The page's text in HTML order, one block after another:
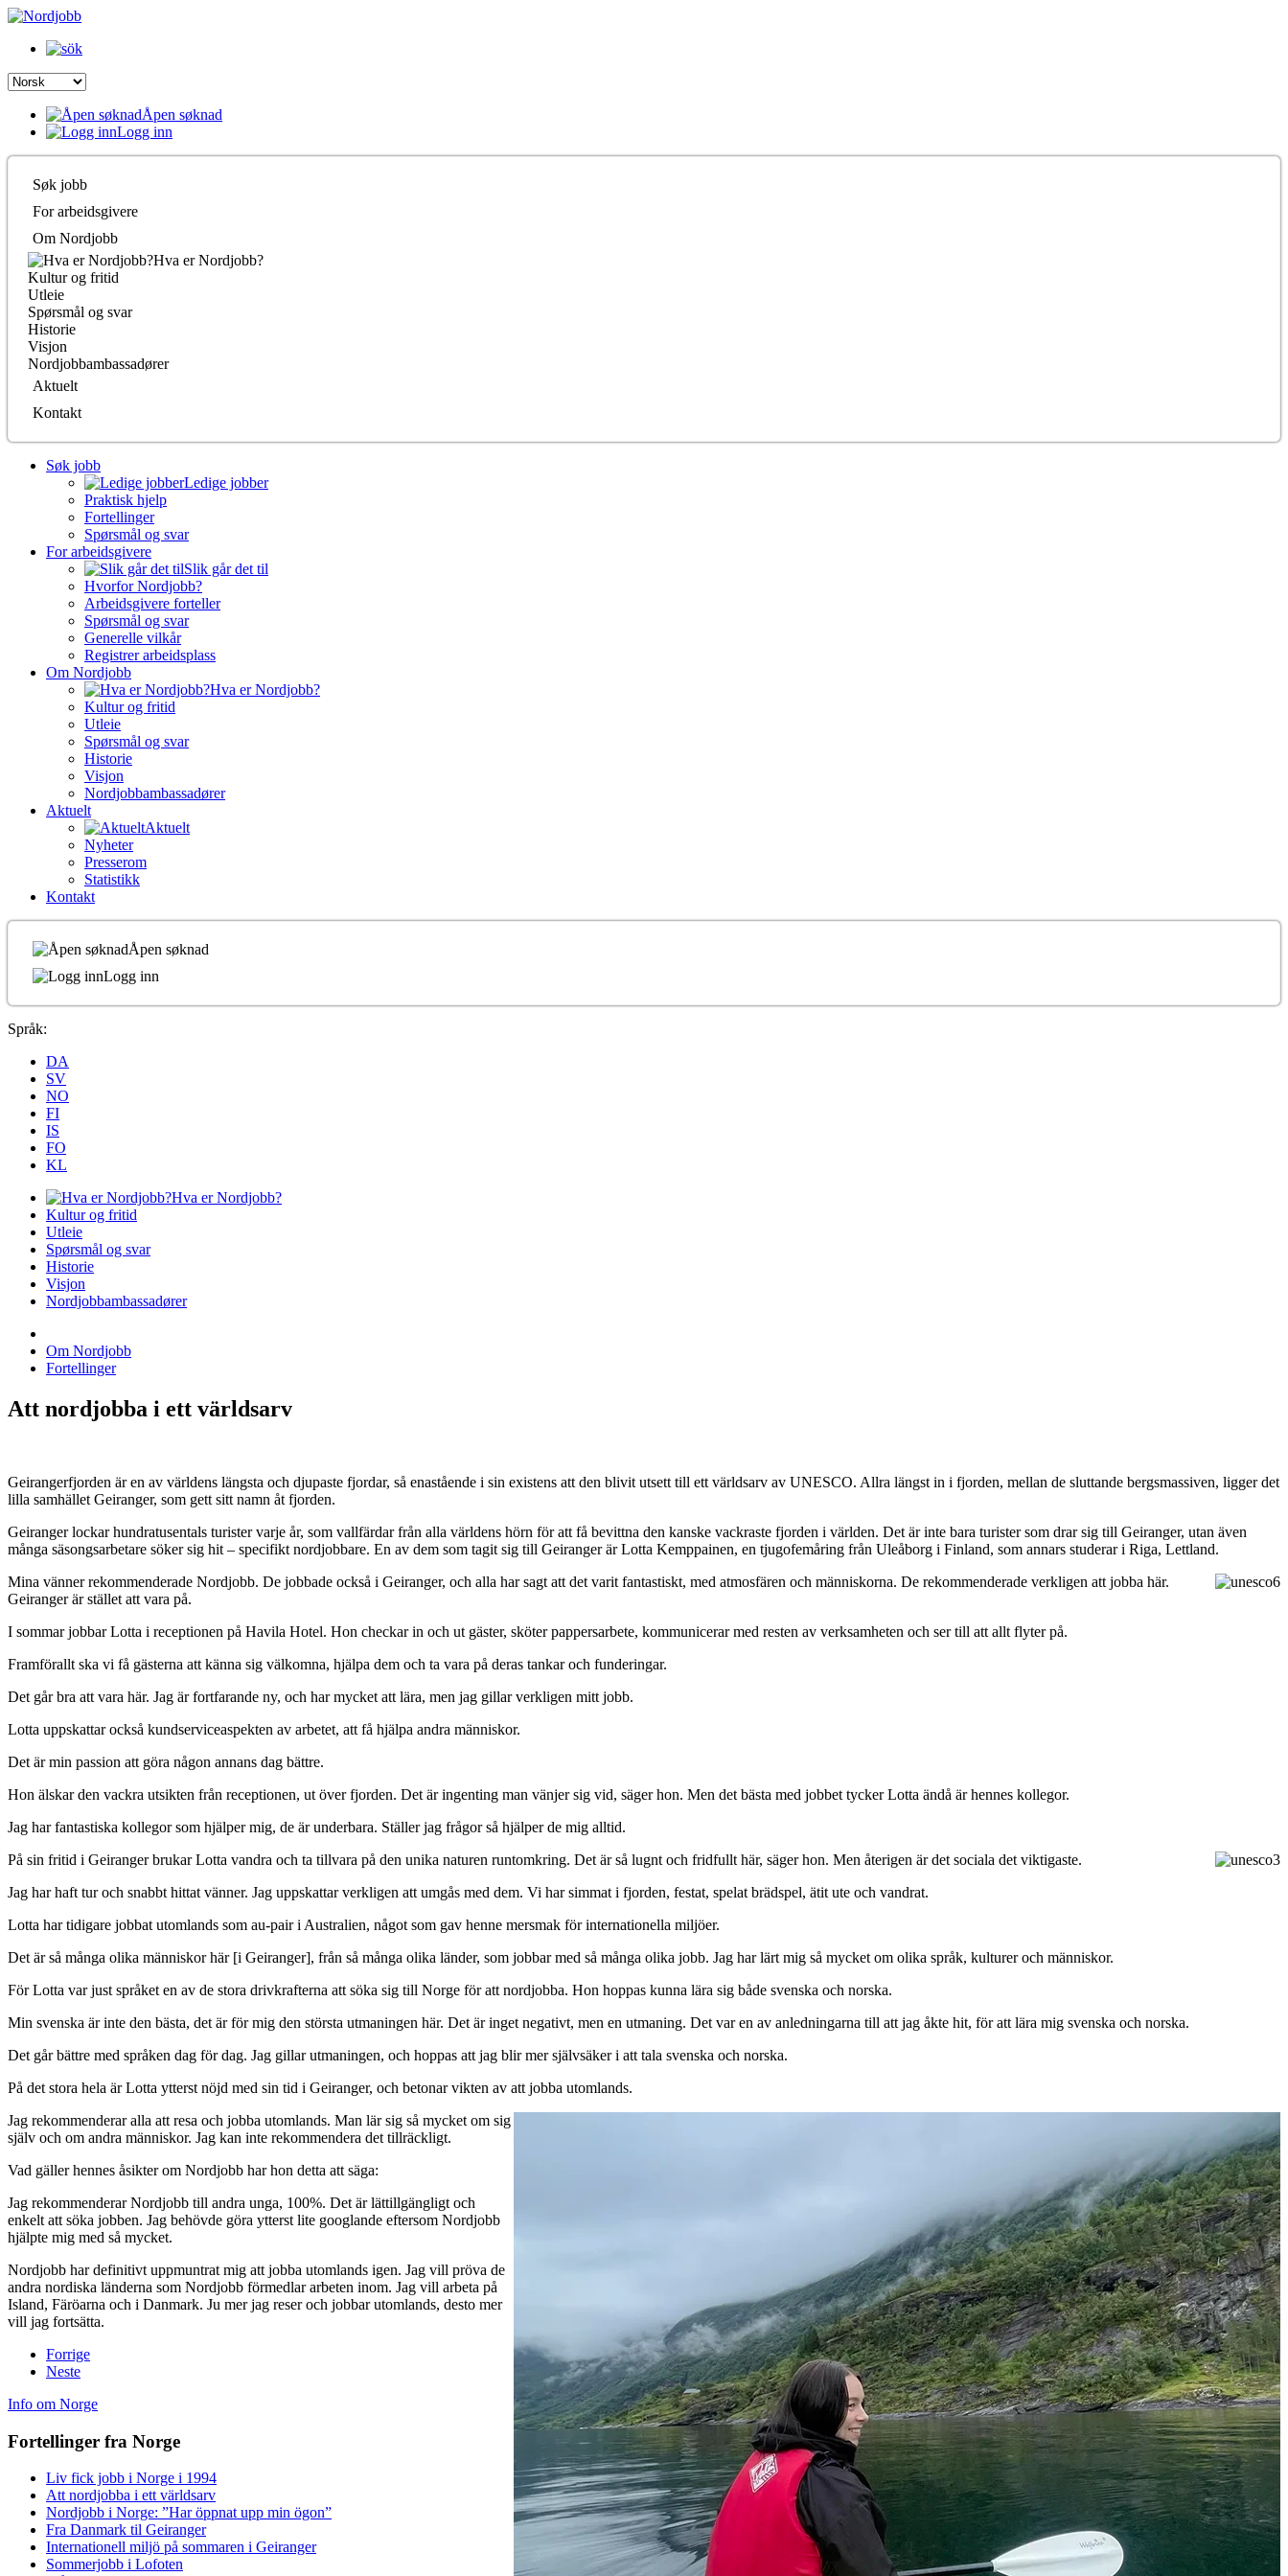
Åpen søknad
Logg inn
Søk jobb
For arbeidsgivere
Om Nordjobb
Hva er Nordjobb?
Kultur og fritid
Utleie
Spørsmål og svar
Historie
Visjon
Nordjobbambassadører
Aktuelt
Kontakt
Søk jobb
Ledige jobber
Praktisk hjelp
Fortellinger
Spørsmål og svar
For arbeidsgivere
Slik går det til
Hvorfor Nordjobb?
Arbeidsgivere forteller
Spørsmål og svar
Generelle vilkår
Registrer arbeidsplass
Om Nordjobb
Hva er Nordjobb?
Kultur og fritid
Utleie
Spørsmål og svar
Historie
Visjon
Nordjobbambassadører
Aktuelt
Aktuelt
Nyheter
Presserom
Statistikk
Kontakt
Åpen søknad
Logg inn
Språk:
DA
SV
NO
FI
IS
FO
KL
Hva er Nordjobb?
Kultur og fritid
Utleie
Spørsmål og svar
Historie
Visjon
Nordjobbambassadører
Om Nordjobb
Fortellinger
Att nordjobba i ett världsarv
Geirangerfjorden är en av världens längsta och djupaste fjordar, så enastående i sin existens att den blivit utsett till ett världsarv av UNESCO. Allra längst in i fjorden, mellan de sluttande bergsmassiven, ligger det
lilla samhället Geiranger, som gett sitt namn åt fjorden.
Geiranger lockar hundratusentals turister varje år, som vallfärdar från alla världens hörn för att få bevittna den kanske vackraste fjorden i världen. Det är inte bara turister som drar sig till Geiranger, utan även
många säsongsarbetare söker sig hit – specifikt nordjobbare. En av dem som tagit sig till Geiranger är Lotta Kemppainen, en tjugofemåring från Uleåborg i Finland, som annars studerar i Riga, Lettland.
Mina vänner rekommenderade Nordjobb. De jobbade också i Geiranger, och alla har sagt att det varit fantastiskt, med atmosfären och människorna. De rekommenderade verkligen att jobba här.
Geiranger är stället att vara på.
I sommar jobbar Lotta i receptionen på Havila Hotel. Hon checkar in och ut gäster, sköter pappersarbete, kommunicerar med resten av verksamheten och ser till att allt flyter på.
Framförallt ska vi få gästerna att känna sig välkomna, hjälpa dem och ta vara på deras tankar och funderingar.
Det går bra att vara här. Jag är fortfarande ny, och har mycket att lära, men jag gillar verkligen mitt jobb.
Lotta uppskattar också kundserviceaspekten av arbetet, att få hjälpa andra människor.
Det är min passion att göra någon annans dag bättre.
Hon älskar den vackra utsikten från receptionen, ut över fjorden. Det är ingenting man vänjer sig vid, säger hon. Men det bästa med jobbet tycker Lotta ändå är hennes kollegor.
Jag har fantastiska kollegor som hjälper mig, de är underbara. Ställer jag frågor så hjälper de mig alltid.
På sin fritid i Geiranger brukar Lotta vandra och ta tillvara på den unika naturen runtomkring. Det är så lugnt och fridfullt här, säger hon. Men återigen är det sociala det viktigaste.
Jag har haft tur och snabbt hittat vänner. Jag uppskattar verkligen att umgås med dem. Vi har simmat i fjorden, festat, spelat brädspel, ätit ute och vandrat.
Lotta har tidigare jobbat utomlands som au-pair i Australien, något som gav henne mersmak för internationella miljöer.
Det är så många olika människor här [i Geiranger], från så många olika länder, som jobbar med så många olika jobb. Jag har lärt mig så mycket om olika språk, kulturer och människor.
För Lotta var just språket en av de stora drivkrafterna att söka sig till Norge för att nordjobba. Hon hoppas kunna lära sig både svenska och norska.
Min svenska är inte den bästa, det är för mig den största utmaningen här. Det är inget negativt, men en utmaning. Det var en av anledningarna till att jag åkte hit, för att lära mig svenska och norska.
Det går bättre med språken dag för dag. Jag gillar utmaningen, och hoppas att jag blir mer självsäker i att tala svenska och norska.
På det stora hela är Lotta ytterst nöjd med sin tid i Geiranger, och betonar vikten av att jobba utomlands.
Jag rekommenderar alla att resa och jobba utomlands. Man lär sig så mycket om sig
själv och om andra människor. Jag kan inte rekommendera det tillräckligt.
Vad gäller hennes åsikter om Nordjobb har hon detta att säga:
Jag rekommenderar Nordjobb till andra unga, 100%. Det är lättillgängligt och
enkelt att söka jobben. Jag behövde göra ytterst lite googlande eftersom Nordjobb
hjälpte mig med så mycket.
Nordjobb har definitivt uppmuntrat mig att jobba utomlands igen. Jag vill pröva de
andra nordiska länderna som Nordjobb förmedlar arbeten inom. Jag vill arbeta på
Island, Färöarna och i Danmark. Ju mer jag reser och jobbar utomlands, desto mer
vill jag fortsätta.
Forrige
Neste
Info om Norge
Fortellinger fra Norge
Liv fick jobb i Norge i 1994
Att nordjobba i ett världsarv
Nordjobb i Norge: ”Har öppnat upp min ögon”
Fra Danmark til Geiranger
Internationell miljö på sommaren i Geiranger
Sommerjobb i Lofoten